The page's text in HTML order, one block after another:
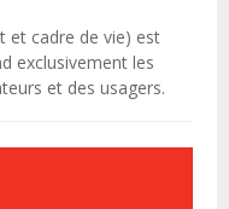
et cadre de vie) est
exclusivement les
et des usagers.